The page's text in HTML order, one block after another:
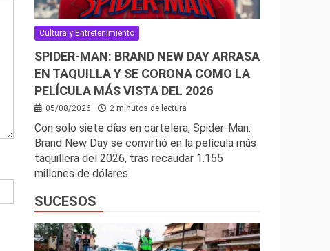
Cultura y Entretenimiento
SPIDER-MAN: BRAND NEW DAY ARRASA
EN TAQUILLA Y SE CORONA COMO LA
PELÍCULA MÁS VISTA DEL 2026
05/08/2026 2 minutos de lectura
Con solo siete días en cartelera, Spider-Man:
Brand New Day se convirtió en la película más
taquillera del 2026, tras recaudar 1.155
millones de dólares
SUCESOS